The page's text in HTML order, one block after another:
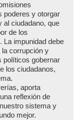
poderes y otorgar
al ciudadano, que
de los
La impunidad debe
la corrupción y
políticos gobernar
los ciudadanos,
aporta
reflexión de
sistema y
mejor.